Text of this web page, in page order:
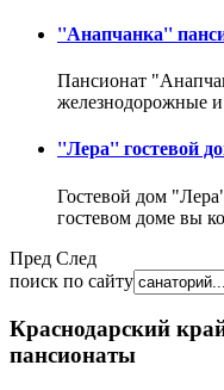
''Анапчанка''
Пансионат
железнодорожные
''Лера'' гостевой
Гостевой дом
гостевом доме вы
Пред След
поиск по сайту
Краснодарский
пансионаты